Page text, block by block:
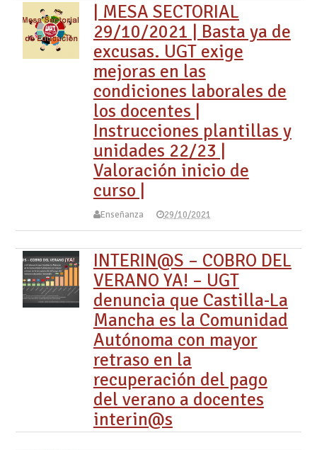
| MESA SECTORIAL
29/10/2021 | Basta ya de
excusas. UGT exige
mejoras en las
condiciones laborales de
los docentes |
Instrucciones plantillas y
unidades 22/23 |
Valoración inicio de
curso |
Enseñanza 29/10/2021
INTERIN@S – COBRO DEL
VERANO YA! – UGT
denuncia que Castilla-La
Mancha es la Comunidad
Autónoma con mayor
retraso en la
recuperación del pago
del verano a docentes
interin@s